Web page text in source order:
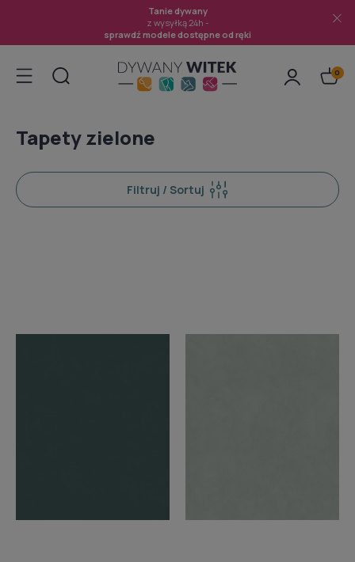
Tanie dywany
z wysyłką 24h -
sprawdź modele dostępne od ręki
Tapety zielone
Filtruj / Sortuj